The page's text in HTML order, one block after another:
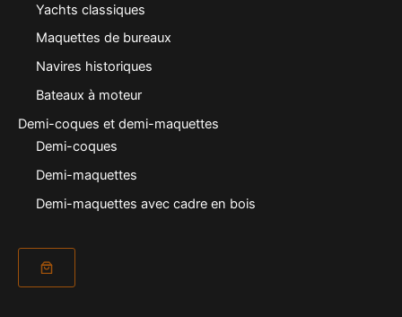
Yachts classiques
Maquettes de bureaux
Navires historiques
Bateaux à moteur
Demi-coques et demi-maquettes
Demi-coques
Demi-maquettes
Demi-maquettes avec cadre en bois